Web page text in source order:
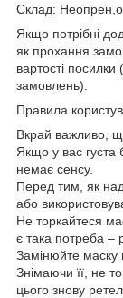
Склад:
Якщо потрібні
як прохання
вартості посилки
замовлень).
Правила
Вкрай важливо,
Якщо у вас густа
немає сенсу.
Перед тим, як
або
Не торкайтеся
є така потреба –
Замінюйте маску
Знімаючи її, не
цього знову